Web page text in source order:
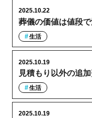
葬儀の価値は値段
2025.10.22
生活
見積もり以外の追
2025.10.19
生活
2025.10.19